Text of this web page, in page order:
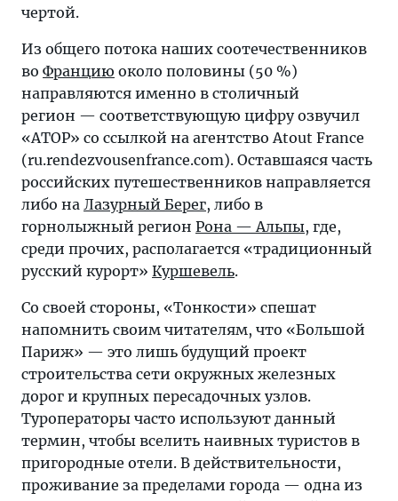
чертой.
Из общего потока наших соотечественников
во Францию около половины (50 %)
направляются именно в столичный
регион — соответствующую цифру озвучил
«АТОР» со ссылкой на агентство Atout France
(ru.rendezvousenfrance.com). Оставшаяся часть
российских путешественников направляется
либо на Лазурный Берег, либо в
горнолыжный регион Рона — Альпы, где,
среди прочих, располагается «традиционный
русский курорт» Куршевель.
Со своей стороны, «Тонкости» спешат
напомнить своим читателям, что «Большой
Париж» — это лишь будущий проект
строительства сети окружных железных
дорог и крупных пересадочных узлов.
Туроператоры часто используют данный
термин, чтобы вселить наивных туристов в
пригородные отели. В действительности,
проживание за пределами города — одна из